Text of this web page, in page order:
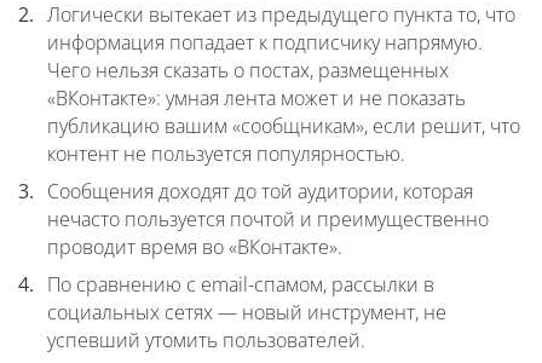
Логически вытекает из предыдущего пункта то, что
информация попадает к подписчику напрямую.
Чего нельзя сказать о постах, размещенных
«ВКонтакте»: умная лента может и не показать
публикацию вашим «сообщникам», если решит, что
контент не пользуется популярностью.
Сообщения доходят до той аудитории, которая
нечасто пользуется почтой и преимущественно
проводит время во «ВКонтакте».
По сравнению с email-спамом, рассылки в
социальных сетях — новый инструмент, не
успевший утомить пользователей.